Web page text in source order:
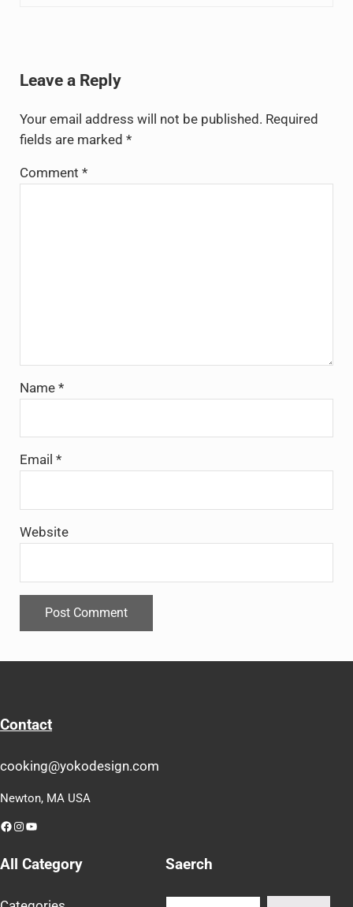
Leave a Reply
Your email address will not be published. Required
fields are marked *
Comment *
Name *
Email *
Website
Contact
cooking@yokodesign.com
Newton, MA USA
Facebook
Instagram
YouTube
All Category Saerch